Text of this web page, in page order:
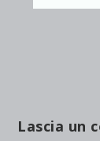
Lascia un